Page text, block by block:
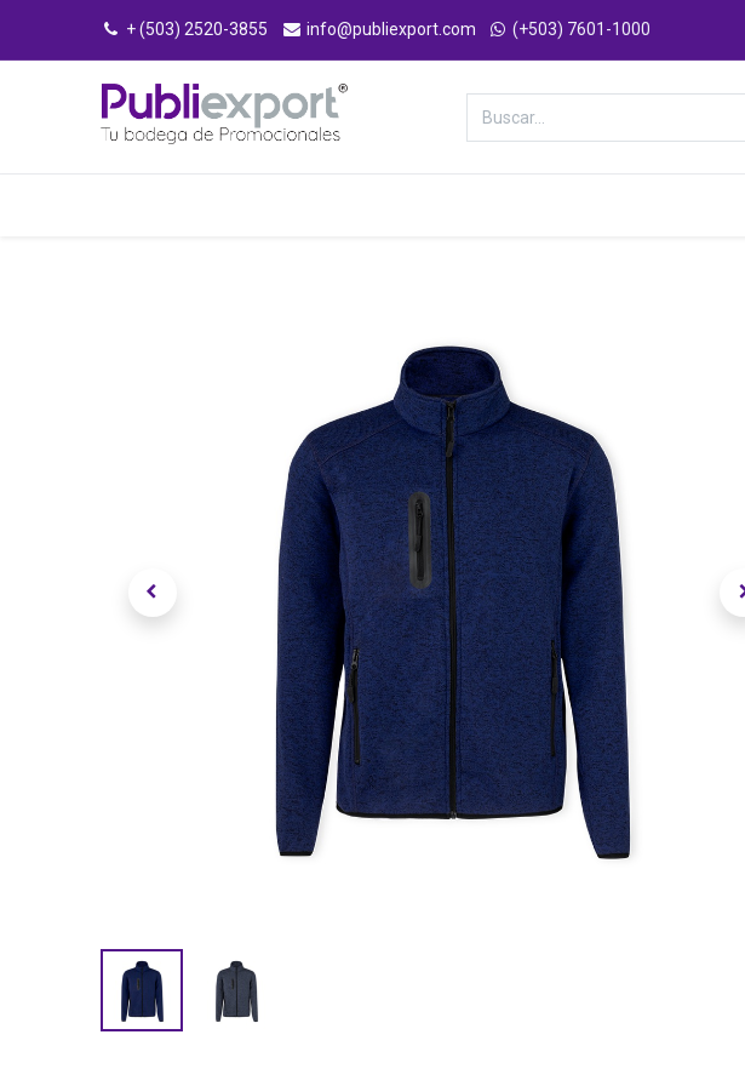
+ (503) 2520-3855 info@publiexport.com (+503) 7601-1000